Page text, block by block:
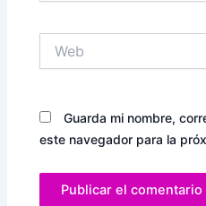
Guarda mi nombre,
este navegador para la